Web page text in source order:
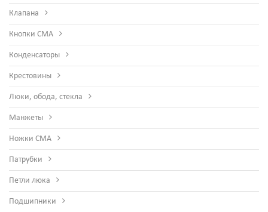
Клапана
Кнопки СМА
Конденсаторы
Крестовины
Люки, обода, стекла
Манжеты
Ножки СМА
Патрубки
Петли люка
Подшипники